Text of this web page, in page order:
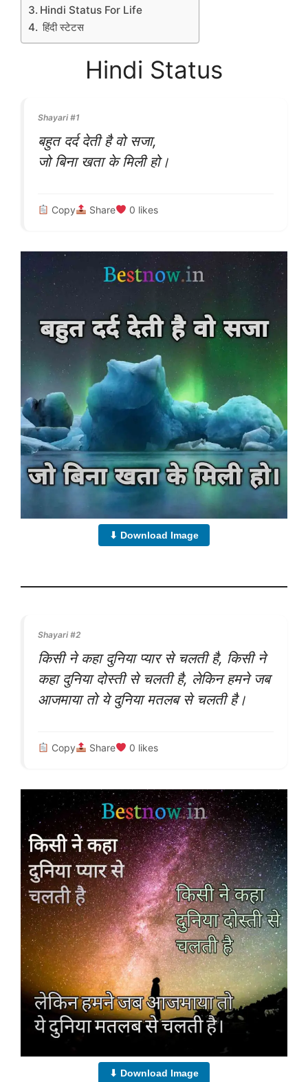
Hindi Status For Life
हिंदी स्टेटस
Hindi Status
Shayari #1
बहुत दर्द देती है वो सजा,
जो बिना खता के मिली हो।
Copy Share 0 likes
⬇ Download Image
Shayari #2
किसी ने कहा दुनिया प्यार से चलती है, किसी ने
कहा दुनिया दोस्ती से चलती है, लेकिन हमने जब
आजमाया तो ये दुनिया मतलब से चलती है।
Copy Share 0 likes
⬇ Download Image